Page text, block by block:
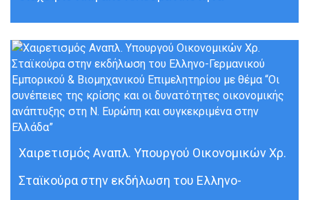
Χαιρετισμός Αναπλ. Υπουργού Οικονομικών Χρ.
Σταϊκούρα στην εκδήλωση του Ελληνο-